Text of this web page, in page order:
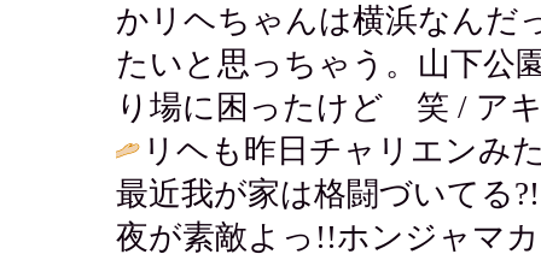
かリヘちゃんは横浜なんだ
たいと思っちゃう。山下公
り場に困ったけど 笑 / アキ
リヘも昨日チャリエンみ
最近我が家は格闘づいて
夜が素敵よっ!!ホンジャマ